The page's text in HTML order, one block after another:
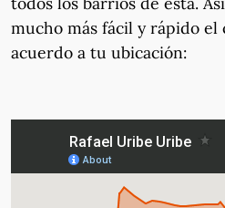
mucho más fácil y rápido el
acuerdo a tu ubicación: